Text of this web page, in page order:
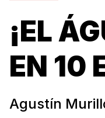
¡EL
EN 10
Agustín